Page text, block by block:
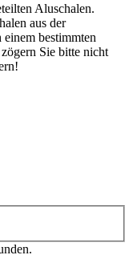
Aluschalen.
aus der
bestimmten
Sie bitte nicht